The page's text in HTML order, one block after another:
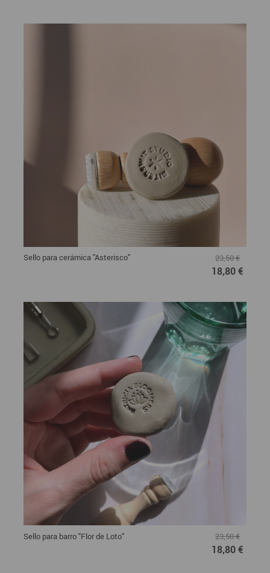
Sello para cerámica "Asterisco" 23,50 €
18,80 €
Sello para barro "Flor de Loto" 23,50 €
18,80 €